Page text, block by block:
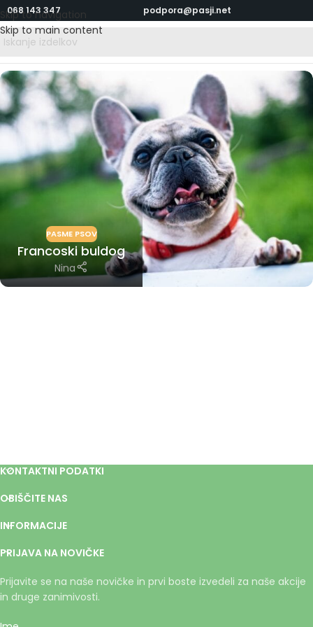
Skip to navigation
Skip to main content
068 143 347 podpora@pasji.net
PASME PSOV
Francoski buldog
Nina
KONTAKTNI PODATKI
OBIŠČITE NAS
INFORMACIJE
PRIJAVA NA NOVIČKE
Prijavite se na naše novičke in prvi boste izvedeli za naše akcije
in druge zanimivosti.